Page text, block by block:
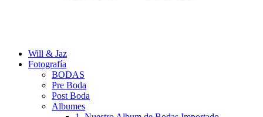
Will & Jaz
Fotografía
BODAS
Pre Boda
Post Boda
Albumes